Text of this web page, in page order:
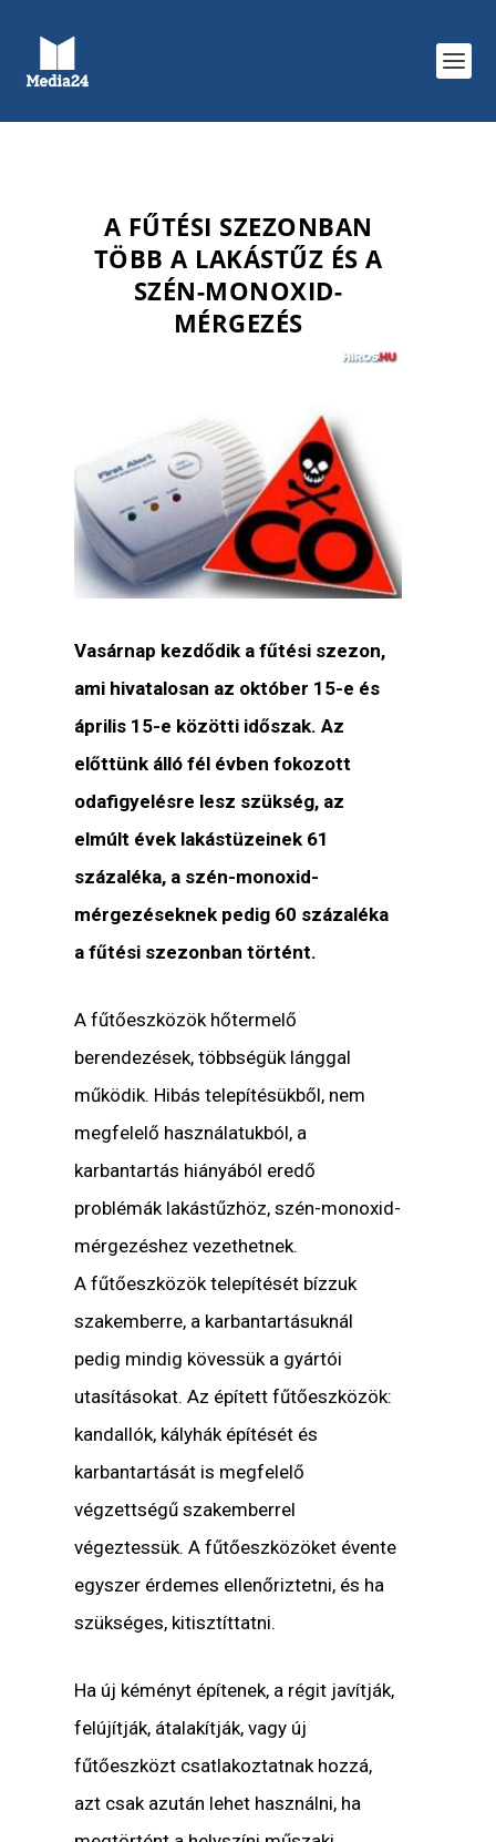
A FŰTÉSI SZEZONBAN
TÖBB A LAKÁSTŰZ ÉS A
SZÉN-MONOXID-
MÉRGEZÉS
Vasárnap kezdődik a fűtési szezon,
ami hivatalosan az október 15-e és
április 15-e közötti időszak. Az
előttünk álló fél évben fokozott
odafigyelésre lesz szükség, az
elmúlt évek lakástüzeinek 61
százaléka, a szén-monoxid-
mérgezéseknek pedig 60 százaléka
a fűtési szezonban történt.
A fűtőeszközök hőtermelő
berendezések, többségük lánggal
működik. Hibás telepítésükből, nem
megfelelő használatukból, a
karbantartás hiányából eredő
problémák lakástűzhöz, szén-monoxid-
mérgezéshez vezethetnek.
A fűtőeszközök telepítését bízzuk
szakemberre, a karbantartásuknál
pedig mindig kövessük a gyártói
utasításokat. Az épített fűtőeszközök:
kandallók, kályhák építését és
karbantartását is megfelelő
végzettségű szakemberrel
végeztessük. A fűtőeszközöket évente
egyszer érdemes ellenőriztetni, és ha
szükséges, kitisztíttatni.
Ha új kéményt építenek, a régit javítják,
felújítják, átalakítják, vagy új
fűtőeszközt csatlakoztatnak hozzá,
azt csak azután lehet használni, ha